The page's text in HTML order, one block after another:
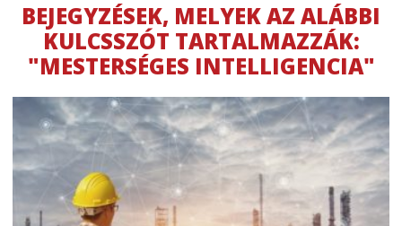
BEJEGYZÉSEK, MELYEK AZ ALÁBBI
KULCSSZÓT TARTALMAZZÁK:
"MESTERSÉGES INTELLIGENCIA"